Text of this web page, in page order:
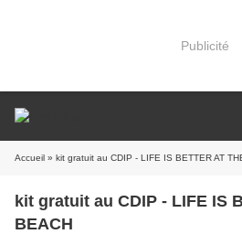
Publicité
Accueil » kit gratuit au CDIP - LIFE IS BETTER AT
kit gratuit au CDIP - LIFE IS
BEACH